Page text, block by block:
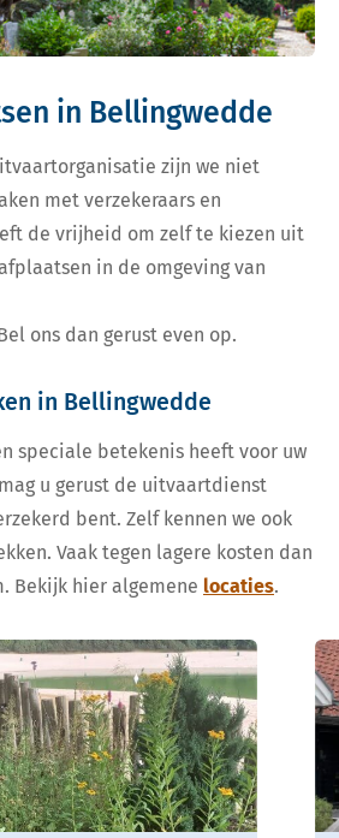
in Bellingwedde
zijn we niet
met verzekeraars en
de vrijheid om zelf te kiezen uit
in de omgeving van
ons dan gerust even op.
in Bellingwedde
speciale betekenis heeft voor uw
u gerust de uitvaartdienst
bent. Zelf kennen we ook
Vaak tegen lagere kosten dan
Bekijk hier algemene locaties.